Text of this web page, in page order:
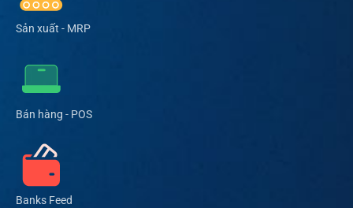
Sản xuất - MRP
Bán hàng - POS
Banks Feed